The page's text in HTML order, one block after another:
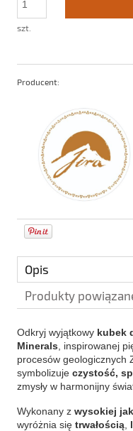
szt.
Producent:
Opis
Produkty
Odkryj wyjątkowy kubek
Minerals , inspirowanej
procesów geologicznych
symbolizuje czystość,
zmysły w harmonijny
Wykonany z wysokiej
wyróżnia się trwałością